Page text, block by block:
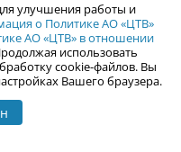
в разделе «Афиша»
сайта
персональных данных
улучшения работы и
о Политике АО «ЦТВ»
АО «ЦТВ» в отношении
использовать
cookie-файлов. Вы
Вашего браузера.